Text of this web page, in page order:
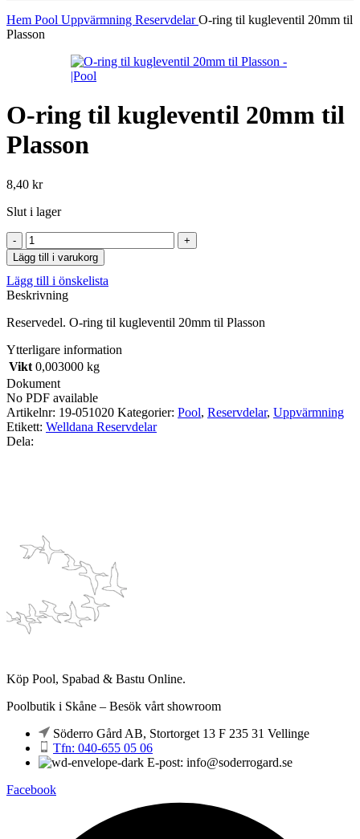
Hem Pool Uppvärmning ReservdelarO-ring til kugleventil 20mm til
Plasson
O-ring til kugleventil 20mm til
Plasson
8,40 kr
Slut i lager
O-
ring
til
kugleventil
20mm
Plasson
Lägg till i varukorg
Lägg till i önskelista
Beskrivning
Reservedel. O-ring til kugleventil 20mm til Plasson
Ytterligare information
Vikt 0,003000 kg
Dokument
No PDF available
Artikelnr: 19-051020 Kategorier: Pool, Reservdelar, Uppvärmning
Etikett: Welldana Reservdelar
Dela:
Köp Pool, Spabad & Bastu Online.
Poolbutik i Skåne – Besök vårt showroom
Söderro Gård AB, Stortorget 13 F 235 31 Vellinge
Tfn: 040-655 05 06
E-post: info@soderrogard.se
Facebook